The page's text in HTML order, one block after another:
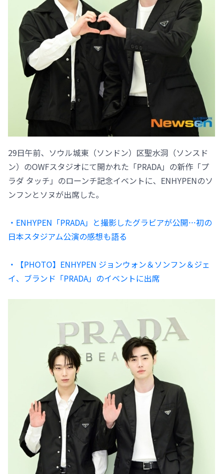
29日午前、ソウル城東（ソンドン）区聖水洞（ソンスド
ン）のOWFスタジオにて開かれた「PRADA」の新作「プ
ラダ タッチ」のローンチ記念イベントに、ENHYPENのソ
ンフンとソヌが出席した。
・ENHYPEN「PRADA」と撮影したグラビアが公開…初の
日本スタジアム公演の感想も語る
・【PHOTO】ENHYPEN ジョンウォン＆ソンフン＆ジェ
イ、ブランド「PRADA」のイベントに出席